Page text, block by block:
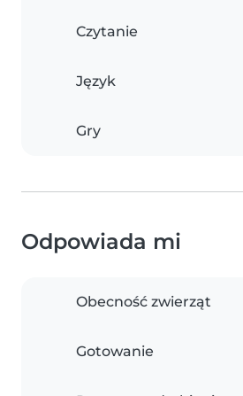
Czytanie
Język
Gry
Odpowiada mi
Obecność zwierząt
Gotowanie